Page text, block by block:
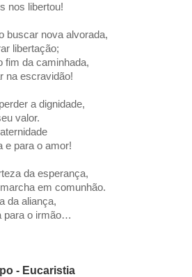
nos libertou!
buscar nova alvorada,
libertação;
fim da caminhada,
na escravidão!
a dignidade,
valor.
e para o amor!
da esperança,
em comunhão.
da aliança,
para o irmão…
- Eucaristia